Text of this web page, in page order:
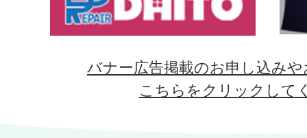
バナー広告掲載のお申し込み
こちらをクリックして